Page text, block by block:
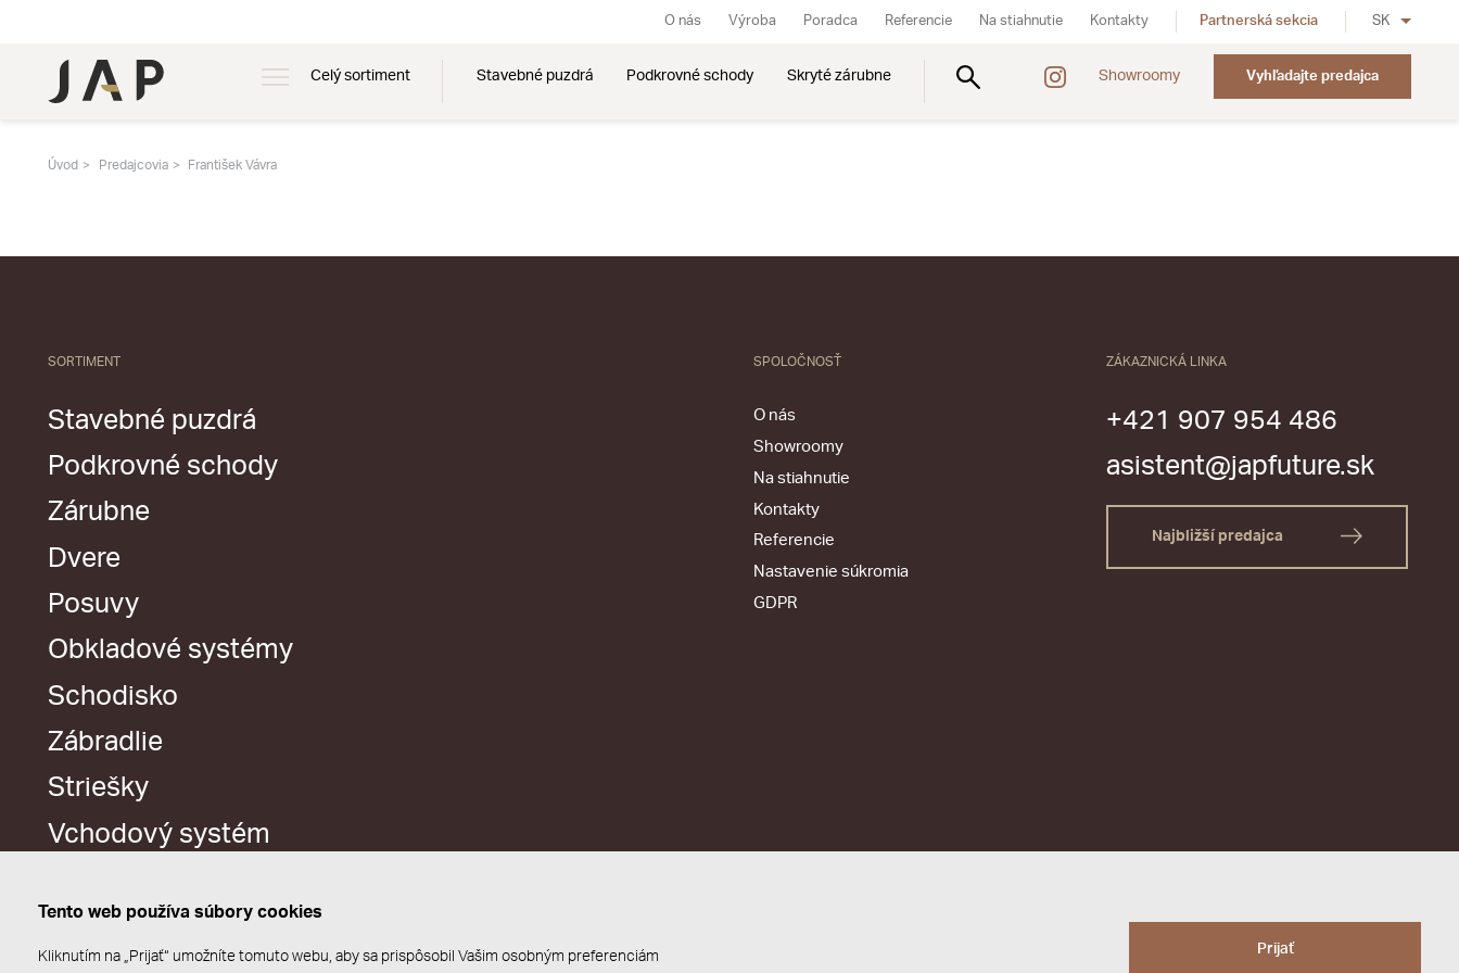
Celý sortiment Stavebné puzdrá Podkrovné schody Skryté zárubne Showroomy Vyhľadajte predajca
O nás Výroba Poradca Referencie Na stiahnutie Kontakty Partnerská sekcia SK
Úvod Predajcovia František Vávra
SORTIMENT
Stavebné puzdrá
Podkrovné schody
Zárubne
Dvere
Posuvy
Obkladové systémy
Schodisko
Zábradlie
Striešky
Vchodový systém
SPOLOČNOSŤ
O nás
Showroomy
Na stiahnutie
Kontakty
Referencie
Nastavenie súkromia
GDPR
ZÁKAZNICKÁ LINKA
+421 907 954 486
asistent@japfuture.sk
Najbližší predajca
Tento web používa súbory cookies
Kliknutím na „Prijať“ umožníte tomuto webu, aby sa prispôsobil Vašim osobným preferenciám Prijať